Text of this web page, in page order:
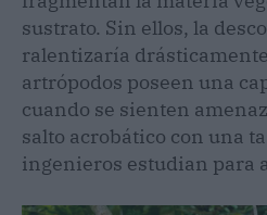
sustrato. Sin ellos, la
ralentizaría
artrópodos poseen una
cuando se sienten
salto acrobático con una
ingenieros estudian para